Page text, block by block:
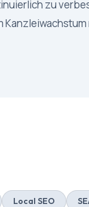
zu
Local SEO